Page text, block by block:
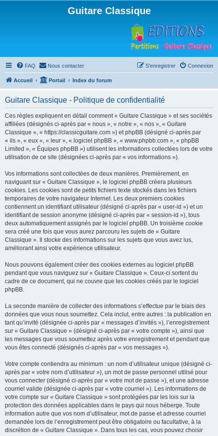
Guitare Classique
FAQ Nous contacter Connexion
S’enregistrer
Accueil Portail Index du forum
Guitare Classique - Politique de confidentialité
Ces règles expliquent en détail comment « Guitare Classique » et ses sociétés
affiliées (désignés ci-après par « nous », « notre », « nos », « Guitare
Classique », « https://classicguitare.com ») et phpBB (désigné ci-après par
« ils », « eux », « leur », « logiciel phpBB », « www.phpbb.com », « phpBB
Limited », « Équipes phpBB ») utilisent les informations collectées lors de votre
utilisation de ce site (désignées ci-après par « vos informations »).
Vos informations sont collectées de deux manières. Premièrement, en
naviguant sur « Guitare Classique », le logiciel phpBB créera plusieurs
cookies. Les cookies sont de petits fichiers texte stockés dans les fichiers
temporaires de votre navigateur Internet. Les deux premiers cookies
contiennent un identifiant utilisateur (désigné ci-après par « user-id ») et un
identifiant de session anonyme (désigné ci-après par « session-id »), tous
deux automatiquement assignés par le logiciel phpBB. Un troisième cookie
sera créé une fois que vous aurez parcouru les sujets de « Guitare
Classique ». Il stocke des informations sur les sujets que vous avez lus,
améliorant ainsi votre expérience utilisateur.
Nous pouvons également créer des cookies externes au logiciel phpBB
pendant que vous naviguez sur « Guitare Classique ». Ceux-ci sortent du
cadre de ce document, qui ne couvre que les cookies créés par le logiciel
phpBB.
La seconde manière de collecter des informations s’effectue par le biais des
données que vous nous soumettez. Cela inclut, entre autres : la publication en
tant qu’invité (désignée ci-après par « messages d’invités »), l’enregistrement
sur « Guitare Classique » (désigné ci-après par « votre compte »), ainsi que
les messages que vous soumettez après votre enregistrement et pendant que
vous êtes connecté (désignés ci-après par « vos messages »).
Votre compte contiendra au minimum : un nom d’utilisateur unique (désigné ci-
après par « votre nom d’utilisateur »), un mot de passe personnel utilisé pour
vous connecter (désigné ci-après par « votre mot de passe »), et une adresse
courriel valide (désignée ci-après par « votre courriel »). Les informations de
votre compte sur « Guitare Classique » sont protégées par les lois sur la
protection des données applicables dans le pays qui nous héberge. Toute
information autre que vos nom d’utilisateur, mot de passe et adresse courriel
demandée lors de l’enregistrement peut être obligatoire ou facultative, à la
discrétion de « Guitare Classique ». Dans tous les cas, vous pouvez choisir